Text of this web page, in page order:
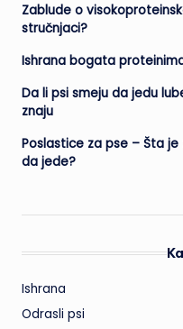
Zablude o
stručnjaci?
Ishrana bogata
Da li psi smeju da jedu
znaju
Poslastice za pse – Šta
da jede?
Ishrana
Odrasli psi